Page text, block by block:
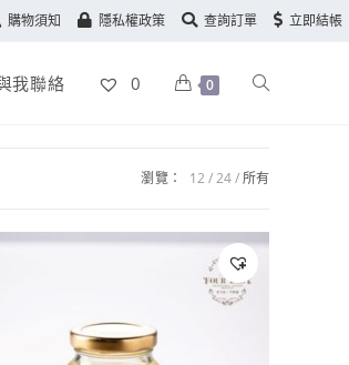
購物須知 隱私權政策 查詢訂單 立即結帳
我聯絡 0 0
瀏覽： 12 24 所有